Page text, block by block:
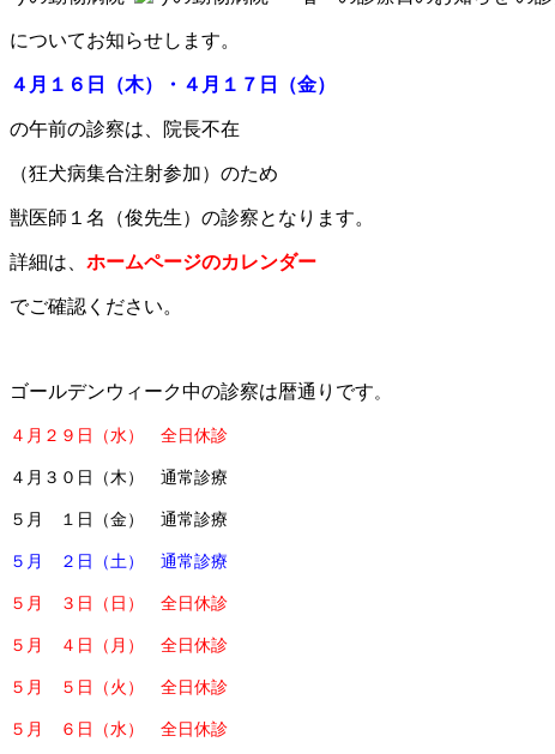
についてお知らせします。
４月１６日（木）・４月１７日（金）
の午前の診察は、 院長不在
（狂犬病集合注射参加）のため
獣医師１名（俊先生） の診察となります。
詳細は、 ホームページのカレンダー
でご確認ください。
ゴールデンウィーク中の診察は暦通りです 。
４月２９日（水） 全日休診
４月３０日（木） 通常診療
５月 １日（金） 通常診療
５月 ２日 （土） 通常診療
５月 ３日（日） 全日休診
５月 ４日（月） 全日休診
５月 ５日（火） 全日休診
５月 ６日（水） 全日休診